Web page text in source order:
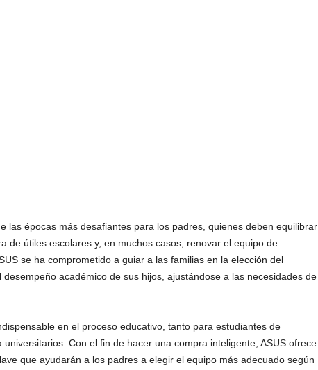
las épocas más desafiantes para los padres, quienes deben equilibrar
de útiles escolares y, en muchos casos, renovar el equipo de
se ha comprometido a guiar a las familias en la elección del
académico de sus hijos, ajustándose a las necesidades de
en el proceso educativo, tanto para estudiantes de
Con el fin de hacer una compra inteligente, ASUS ofrece
que ayudarán a los padres a elegir el equipo más adecuado según